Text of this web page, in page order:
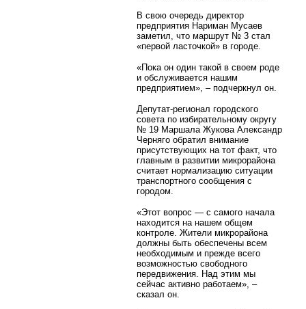
В свою очередь директор
предприятия Нариман Мусаев
заметил, что маршрут № 3 стал
«первой ласточкой» в городе.
«Пока он один такой в своем роде
и обслуживается нашим
предприятием», – подчеркнул он.
Депутат-регионал городского
совета по избирательному округу
№ 19 Маршала Жукова Александр
Черняго обратил внимание
присутствующих на тот факт, что
главным в развитии микрорайона
считает нормализацию ситуации
транспортного сообщения с
городом.
«Этот вопрос — с самого начала
находится на нашем общем
контроле. Жители микрорайона
должны быть обеспечены всем
необходимым и прежде всего
возможностью свободного
передвижения. Над этим мы
сейчас активно работаем», –
сказал он.